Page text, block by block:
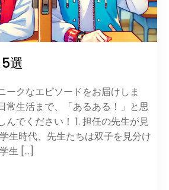
選
ークなエピソードをお届けしま
常生活まで、「あるある！」と思
んでください！ 1. 担任の先生が見
生時代、先生たちは双子を見分け
生 […]